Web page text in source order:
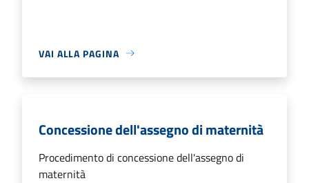
VAI ALLA PAGINA
Concessione dell'assegno di maternità
Procedimento di concessione dell'assegno di
maternità